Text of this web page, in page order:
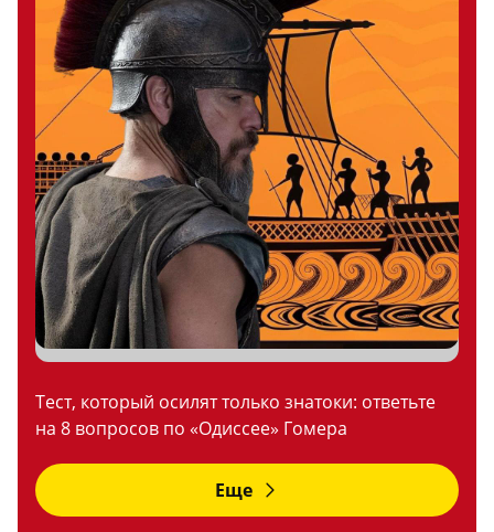
Тест, который осилят только знатоки: ответьте
на 8 вопросов по «Одиссее» Гомера
Еще